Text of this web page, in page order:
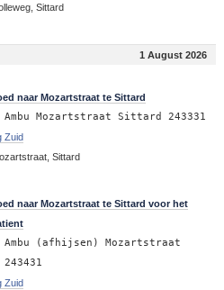
Sittard
1 August 2026
naar Mozartstraat te Sittard
Ambu Mozartstraat Sittard 243331
Zuid
Sittard
naar Mozartstraat te Sittard voor het
Ambu (afhijsen) Mozartstraat
Zuid